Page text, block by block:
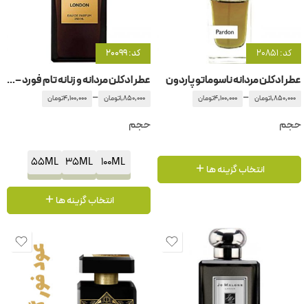
کد: 20851
عطر ادکلن مردانه ناسوماتو پاردون
1,850,000تومان –
4,100,000تومان
حجم
انتخاب گزینه ها
کد: 20099
عطر ادکلن مردانه و زنانه تام فورد – تامفورد لندن
1,850,000تومان –
4,100,000تومان
حجم
100ML
35ML
55ML
انتخاب گزینه ها